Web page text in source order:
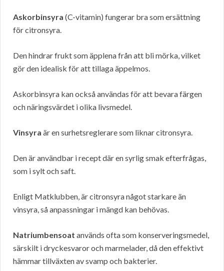
Askorbinsyra (C-vitamin) fungerar bra som ersättning
för citronsyra.
Den hindrar frukt som äpplena från att bli mörka, vilket
gör den idealisk för att tillaga äppelmos.
Askorbinsyra kan också användas för att bevara färgen
och näringsvärdet i olika livsmedel.
Vinsyra är en surhetsreglerare som liknar citronsyra.
Den är användbar i recept där en syrlig smak efterfrågas,
som i sylt och saft.
Enligt Matklubben, är citronsyra något starkare än
vinsyra, så anpassningar i mängd kan behövas.
Natriumbensoat används ofta som konserveringsmedel,
särskilt i dryckesvaror och marmelader, då den effektivt
hämmar tillväxten av svamp och bakterier.